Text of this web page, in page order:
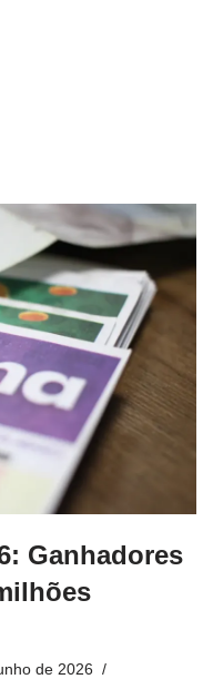
Ganhadores
de 2026